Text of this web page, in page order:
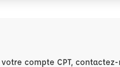
compte CPT,